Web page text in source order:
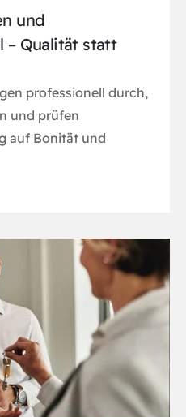
und
– Qualität statt
professionell durch,
und prüfen
auf Bonität und